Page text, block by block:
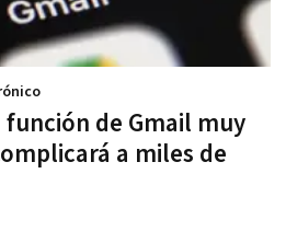
de Gmail muy
a miles de